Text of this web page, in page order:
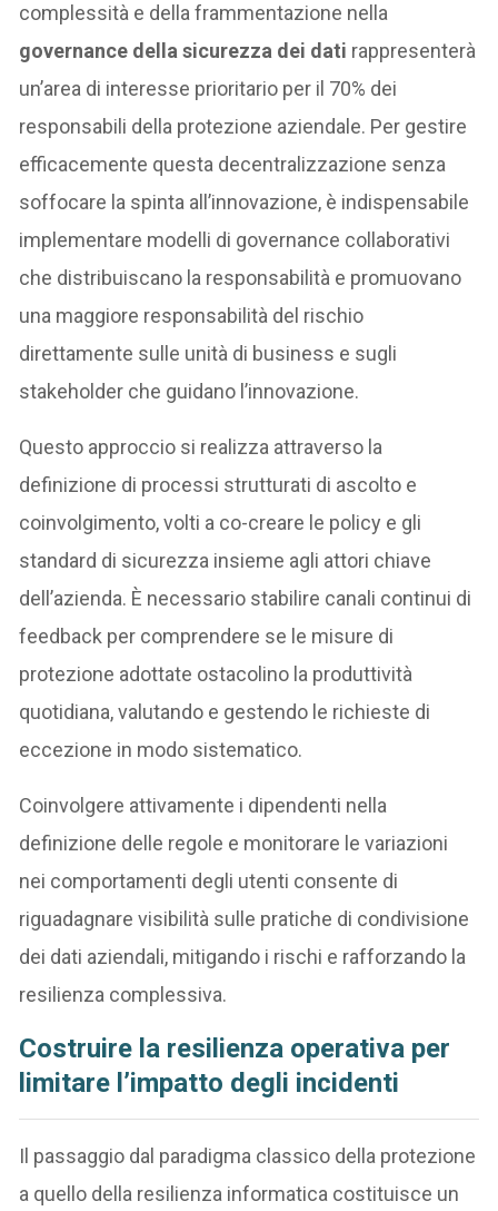
complessità e della frammentazione nella
governance della sicurezza dei dati rappresenterà
un’area di interesse prioritario per il 70% dei
responsabili della protezione aziendale. Per gestire
efficacemente questa decentralizzazione senza
soffocare la spinta all’innovazione, è indispensabile
implementare modelli di governance collaborativi
che distribuiscano la responsabilità e promuovano
una maggiore responsabilità del rischio
direttamente sulle unità di business e sugli
stakeholder che guidano l’innovazione.
Questo approccio si realizza attraverso la
definizione di processi strutturati di ascolto e
coinvolgimento, volti a co-creare le policy e gli
standard di sicurezza insieme agli attori chiave
dell’azienda. È necessario stabilire canali continui di
feedback per comprendere se le misure di
protezione adottate ostacolino la produttività
quotidiana, valutando e gestendo le richieste di
eccezione in modo sistematico.
Coinvolgere attivamente i dipendenti nella
definizione delle regole e monitorare le variazioni
nei comportamenti degli utenti consente di
riguadagnare visibilità sulle pratiche di condivisione
dei dati aziendali, mitigando i rischi e rafforzando la
resilienza complessiva.
Costruire la resilienza operativa per
limitare l’impatto degli incidenti
Il passaggio dal paradigma classico della protezione
a quello della resilienza informatica costituisce un